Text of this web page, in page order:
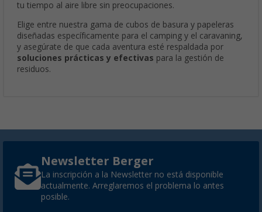
tu tiempo al aire libre sin preocupaciones.
Elige entre nuestra gama de cubos de basura y papeleras
diseñadas específicamente para el camping y el caravaning,
y asegúrate de que cada aventura esté respaldada por
soluciones prácticas y efectivas para la gestión de
residuos.
Newsletter Berger
La inscripción a la Newsletter no está disponible
actualmente. Arreglaremos el problema lo antes
posible.